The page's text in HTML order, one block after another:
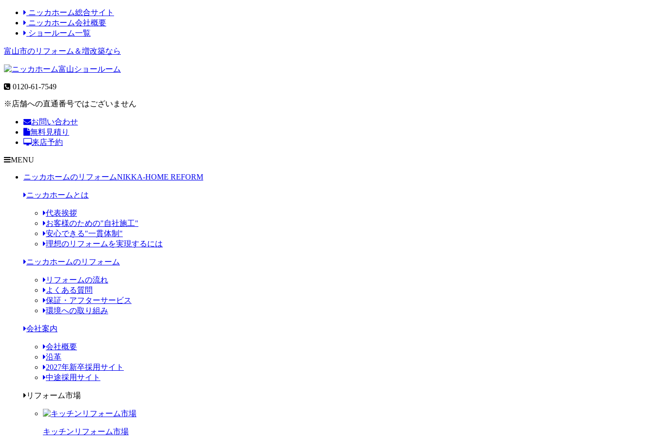
ニッカホーム総合サイト
ニッカホーム会社概要
ショールーム一覧
富山市のリフォーム＆増改築なら
0120-61-7549
※店舗への直通番号ではございません
お問い合わせ
無料見積り
来店予約
MENU
ニッカホームのリフォームNIKKA-HOME REFORM
ニッカホームとは
代表挨拶
お客様のための"自社施工"
安心できる"一貫体制"
理想のリフォームを実現するには
ニッカホームのリフォーム
リフォームの流れ
よくある質問
保証・アフターサービス
環境への取り組み
会社案内
会社概要
沿革
2027年新卒採用サイト
中途採用サイト
リフォーム市場
キッチンリフォーム市場